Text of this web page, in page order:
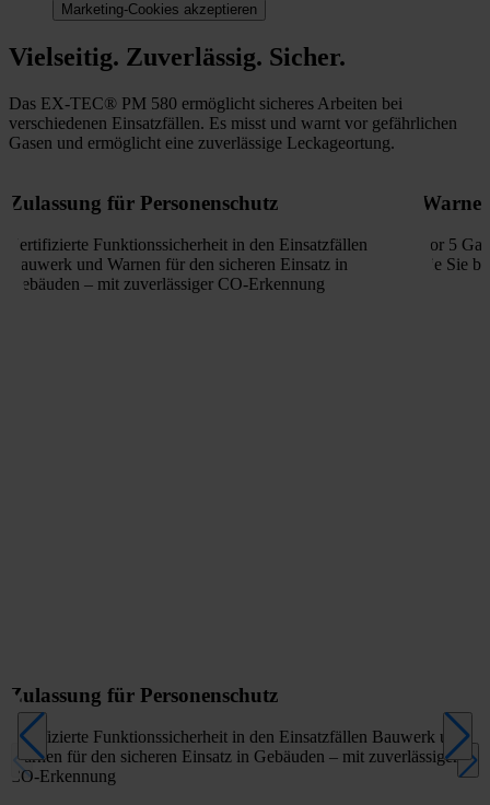
Marketing-Cookies akzeptieren
Vielseitig. Zuverlässig. Sicher.
Das EX-TEC® PM 580 ermöglicht sicheres Arbeiten bei
verschiedenen Einsatzfällen. Es misst und warnt vor gefährlichen
Gasen und ermöglicht eine zuverlässige Leckageortung.
Zulassung für Personenschutz
Zertifizierte Funktionssicherheit in den Einsatzfällen
Bauwerk und Warnen für den sicheren Einsatz in
Gebäuden – mit zuverlässiger CO-Erkennung
vor 5
die Sie
Zulassung für Personenschutz
Zertifizierte Funktionssicherheit in den Einsatzfällen Bauwerk und
Warnen für den sicheren Einsatz in Gebäuden – mit zuverlässiger
CO-Erkennung